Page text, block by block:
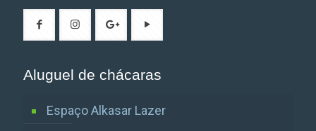
Aluguel de chácaras
Espaço Alkasar Lazer